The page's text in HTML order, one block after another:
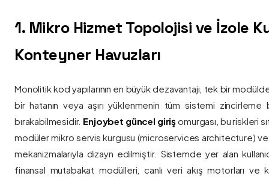
1. Mikro Hizmet Topolojisi ve İzole
Konteyner Havuzları
Monolitik kod yapılarının en büyük dezavantajı, tek bir
bir hatanın veya aşırı yüklenmenin tüm sistemi zincirleme
bırakabilmesidir. Enjoybet güncel giriş omurgası, bu riskleri
modüler mikro servis kurgusu (microservices architecture)
mekanizmalarıyla dizayn edilmiştir. Sistemde yer alan
finansal mutabakat modülleri, canlı veri akış motorları ve